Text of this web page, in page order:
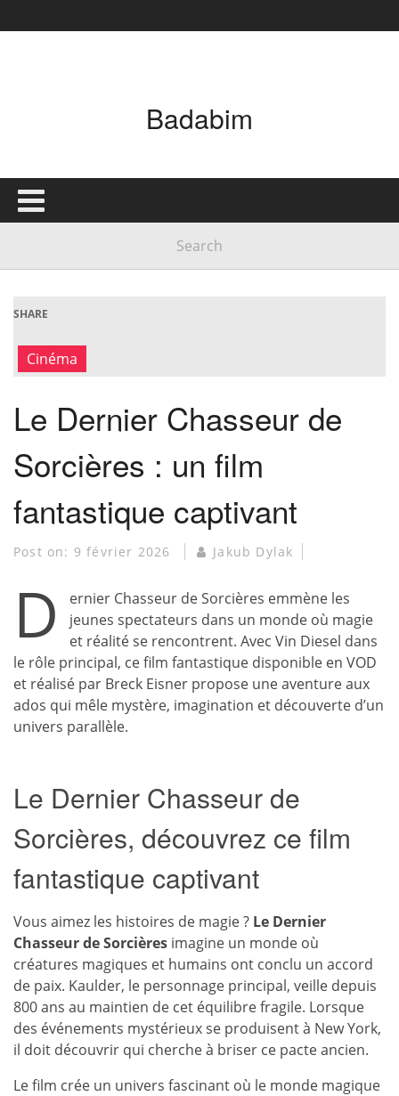
Badabim
SHARE
Cinéma
Le Dernier Chasseur de
Sorcières : un film
fantastique captivant
Post on: 9 février 2026 Jakub Dylak
D
ernier Chasseur de Sorcières emmène les
jeunes spectateurs dans un monde où magie
et réalité se rencontrent. Avec Vin Diesel dans
le rôle principal, ce film fantastique disponible en VOD
et réalisé par Breck Eisner propose une aventure aux
ados qui mêle mystère, imagination et découverte d’un
univers parallèle.
Le Dernier Chasseur de
Sorcières, découvrez ce film
fantastique captivant
Vous aimez les histoires de magie ? Le Dernier
Chasseur de Sorcières imagine un monde où
créatures magiques et humains ont conclu un accord
de paix. Kaulder, le personnage principal, veille depuis
800 ans au maintien de cet équilibre fragile. Lorsque
des événements mystérieux se produisent à New York,
il doit découvrir qui cherche à briser ce pacte ancien.
Le film crée un univers fascinant où le monde magique